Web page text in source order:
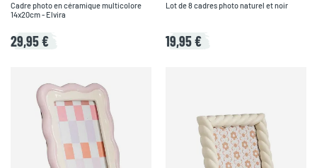
Cadre photo en céramique multicolore
14x20cm - Elvira
29,95 €
Lot de 8 cadres photo naturel et noir
19,95 €